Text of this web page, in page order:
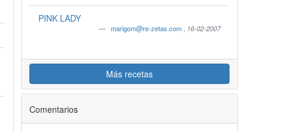
PINK LADY
marigom@re-zetas.com 16-02-2007
Más recetas
Comentarios